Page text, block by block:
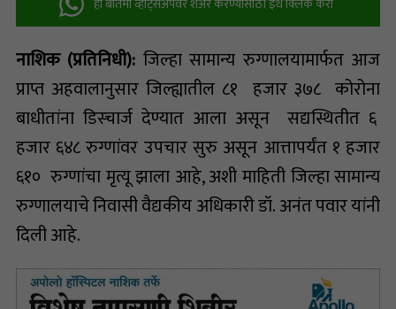
नाशिक (प्रतिनिधी): जिल्हा सामान्य रुग्णालयामार्फत आज
प्राप्त अहवालानुसार जिल्ह्यातील ८१ हजार ३७८ कोरोना
बाधीतांना डिस्चार्ज देण्यात आला असून सद्यस्थितीत ६
हजार ६४८ रुग्णांवर उपचार सुरु असून आत्तापर्यंत १ हजार
६१० रुग्णांचा मृत्यू झाला आहे, अशी माहिती जिल्हा सामान्य
रुग्णालयाचे निवासी वैद्यकीय अधिकारी डॉ. अनंत पवार यांनी
दिली आहे.